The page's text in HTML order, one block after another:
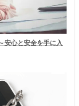
安心と安全を手に入